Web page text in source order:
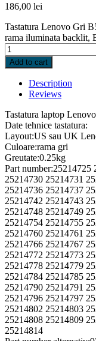
186,00 lei
Tastatura Lenovo Gri
rama iluminata backlit,
Add to cart
Description
Reviews
Tastatura laptop
Date tehnice tastatura:
Layout:US sau UK
Culoare:rama gri
Greutate:0.25kg
Part number:25214725
25214730 25214731
25214736 25214737
25214742 25214743
25214748 25214749
25214754 25214755
25214760 25214761
25214766 25214767
25214772 25214773
25214778 25214779
25214784 25214785
25214790 25214791
25214796 25214797
25214802 25214803
25214808 25214809
25214814